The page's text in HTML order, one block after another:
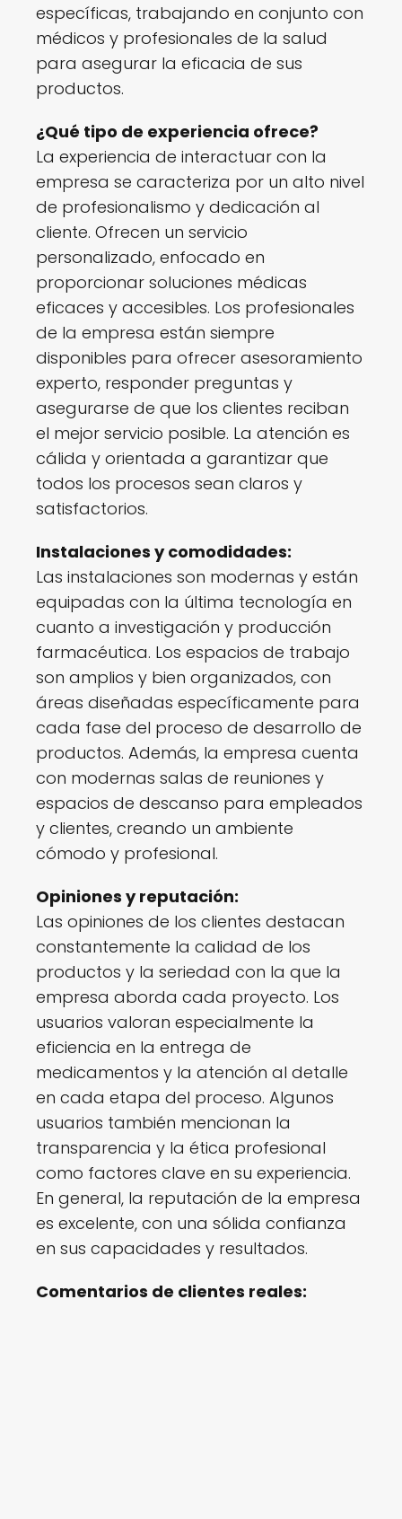
específicas, trabajando en conjunto con
médicos y profesionales de la salud
para asegurar la eficacia de sus
productos.
¿Qué tipo de experiencia ofrece?
La experiencia de interactuar con la
empresa se caracteriza por un alto nivel
de profesionalismo y dedicación al
cliente. Ofrecen un servicio
personalizado, enfocado en
proporcionar soluciones médicas
eficaces y accesibles. Los profesionales
de la empresa están siempre
disponibles para ofrecer asesoramiento
experto, responder preguntas y
asegurarse de que los clientes reciban
el mejor servicio posible. La atención es
cálida y orientada a garantizar que
todos los procesos sean claros y
satisfactorios.
Instalaciones y comodidades:
Las instalaciones son modernas y están
equipadas con la última tecnología en
cuanto a investigación y producción
farmacéutica. Los espacios de trabajo
son amplios y bien organizados, con
áreas diseñadas específicamente para
cada fase del proceso de desarrollo de
productos. Además, la empresa cuenta
con modernas salas de reuniones y
espacios de descanso para empleados
y clientes, creando un ambiente
cómodo y profesional.
Opiniones y reputación:
Las opiniones de los clientes destacan
constantemente la calidad de los
productos y la seriedad con la que la
empresa aborda cada proyecto. Los
usuarios valoran especialmente la
eficiencia en la entrega de
medicamentos y la atención al detalle
en cada etapa del proceso. Algunos
usuarios también mencionan la
transparencia y la ética profesional
como factores clave en su experiencia.
En general, la reputación de la empresa
es excelente, con una sólida confianza
en sus capacidades y resultados.
Comentarios de clientes reales: